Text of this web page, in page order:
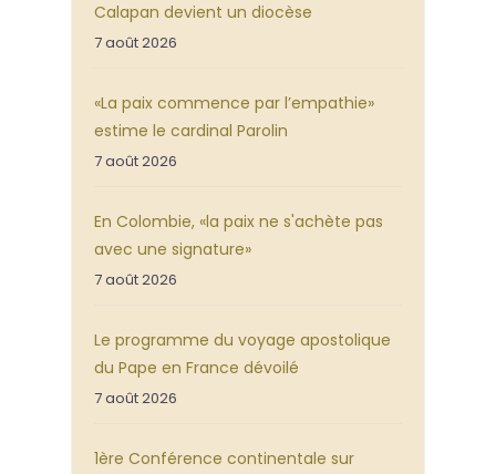
Calapan devient un diocèse
7 août 2026
«La paix commence par l’empathie»
estime le cardinal Parolin
7 août 2026
En Colombie, «la paix ne s'achète pas
avec une signature»
7 août 2026
Le programme du voyage apostolique
du Pape en France dévoilé
7 août 2026
1ère Conférence continentale sur